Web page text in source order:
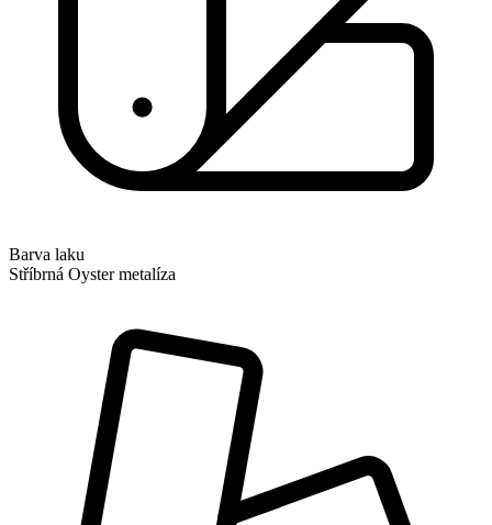
Barva laku
Stříbrná Oyster metalíza